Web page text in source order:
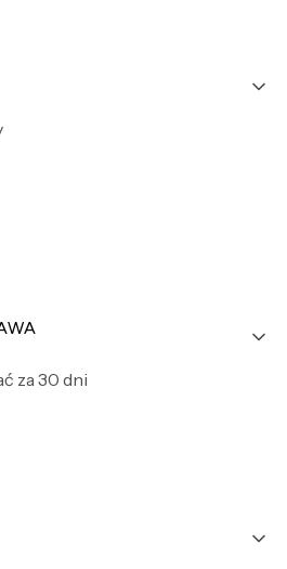
za 30 dni